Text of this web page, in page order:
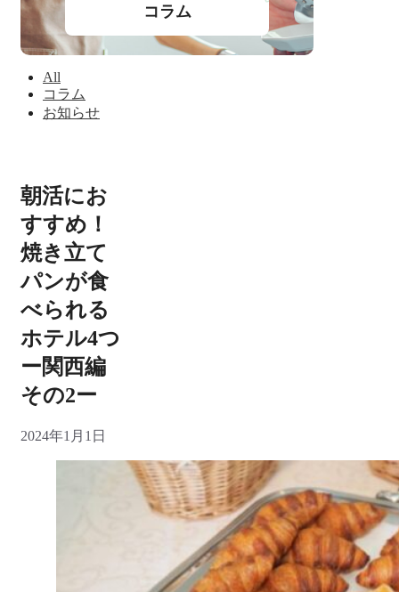
コラム
All
コラム
お知らせ
朝活にお
すすめ！
焼き立て
パンが食
べられる
ホテル4つ
ー関西編
その2ー
2024年1月1日